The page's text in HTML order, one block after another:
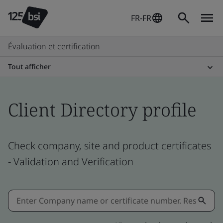
FR-FR
Évaluation et certification
Tout afficher
Client Directory profile
Check company, site and product certificates
- Validation and Verification